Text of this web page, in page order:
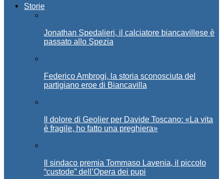
Storie
Jonathan Spedalieri, il calciatore biancavillese è
passato allo Spezia
Federico Ambrogi, la storia sconosciuta del
partigiano eroe di Biancavilla
Il dolore di Geolier per Davide Toscano: «La vita
è fragile, ho fatto una preghiera»
Il sindaco premia Tommaso Lavenia, il piccolo
“custode” dell’Opera dei pupi